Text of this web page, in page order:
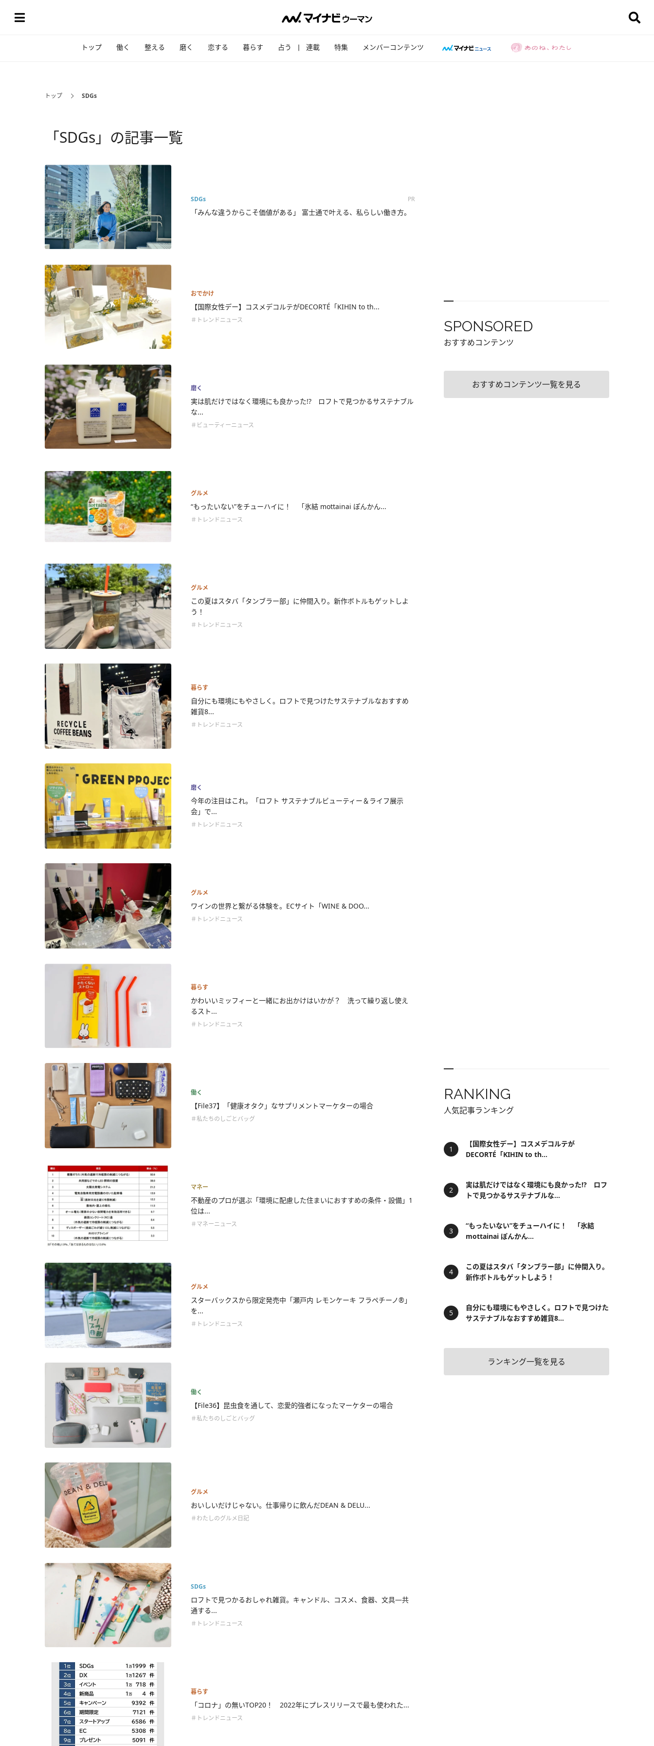
トップ 働く 整える 磨く 恋する 暮らす 占う 連載 特集 メンバーコンテンツ
トップ SDGs
「SDGs」の記事一覧
SDGs PR
「みんな違うからこそ価値がある」 富士通で叶える、私らしい働き方。
おでかけ
【国際女性デー】コスメデコルテがDECORTÉ「KIHIN to th...
＃トレンドニュース
磨く
実は肌だけではなく環境にも良かった!? ロフトで見つかるサステナブル
な...
＃ビューティーニュース
グルメ
“もったいない”をチューハイに！ 「氷結 mottainai ぽんかん...
＃トレンドニュース
グルメ
この夏はスタバ「タンブラー部」に仲間入り。新作ボトルもゲットしよ
う！
＃トレンドニュース
暮らす
自分にも環境にもやさしく。ロフトで見つけたサステナブルなおすすめ
雑貨8...
＃トレンドニュース
磨く
今年の注目はこれ。「ロフト サステナブルビューティー＆ライフ展示
会」で...
＃トレンドニュース
グルメ
ワインの世界と繋がる体験を。ECサイト「WINE & DOO...
＃トレンドニュース
暮らす
かわいいミッフィーと一緒にお出かけはいかが？ 洗って繰り返し使え
るスト...
＃トレンドニュース
働く
【File37】「健康オタク」なサプリメントマーケターの場合
＃私たちのしごとバッグ
マネー
不動産のプロが選ぶ「環境に配慮した住まいにおすすめの条件・設備」1
位は...
＃マネーニュース
グルメ
スターバックスから限定発売中「瀬戸内 レモンケーキ フラペチーノ®」
を...
＃トレンドニュース
働く
【File36】昆虫食を通して、恋愛的強者になったマーケターの場合
＃私たちのしごとバッグ
グルメ
おいしいだけじゃない。仕事帰りに飲んだDEAN & DELU...
＃わたしのグルメ日記
SDGs
ロフトで見つかるおしゃれ雑貨。キャンドル、コスメ、食器、文具―共
通する...
＃トレンドニュース
暮らす
「コロナ」の無いTOP20！ 2022年にプレスリリースで最も使われた...
＃トレンドニュース
SPONSORED
おすすめコンテンツ
おすすめコンテンツ一覧を見る
RANKING
人気記事ランキング
【国際女性デー】コスメデコルテが
DECORTÉ「KIHIN to th...
実は肌だけではなく環境にも良かった!? ロフ
トで見つかるサステナブルな...
“もったいない”をチューハイに！ 「氷結
mottainai ぽんかん...
この夏はスタバ「タンブラー部」に仲間入り。
新作ボトルもゲットしよう！
自分にも環境にもやさしく。ロフトで見つけた
サステナブルなおすすめ雑貨8...
ランキング一覧を見る